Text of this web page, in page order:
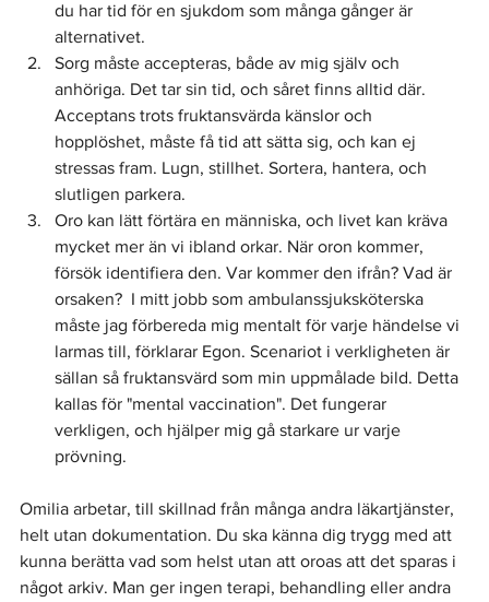
du har tid för en sjukdom som många gånger är
alternativet.
Sorg måste accepteras, både av mig själv och
anhöriga. Det tar sin tid, och såret finns alltid där.
Acceptans trots fruktansvärda känslor och
hopplöshet, måste få tid att sätta sig, och kan ej
stressas fram. Lugn, stillhet. Sortera, hantera, och
slutligen parkera.
Oro kan lätt förtära en människa, och livet kan kräva
mycket mer än vi ibland orkar. När oron kommer,
försök identifiera den. Var kommer den ifrån? Vad är
orsaken?  I mitt jobb som ambulanssjuksköterska
måste jag förbereda mig mentalt för varje händelse vi
larmas till, förklarar Egon. Scenariot i verkligheten är
sällan så fruktansvärd som min uppmålade bild. Detta
kallas för "mental vaccination". Det fungerar
verkligen, och hjälper mig gå starkare ur varje
prövning.
Omilia arbetar, till skillnad från många andra läkartjänster,
helt utan dokumentation. Du ska känna dig trygg med att
kunna berätta vad som helst utan att oroas att det sparas i
något arkiv. Man ger ingen terapi, behandling eller andra